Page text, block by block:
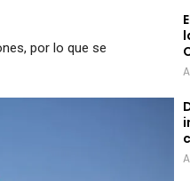
por lo que se